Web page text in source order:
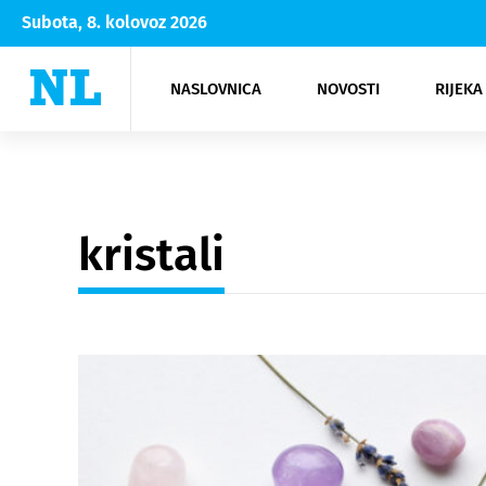
Subota, 8. kolovoz 2026
NASLOVNICA NOVOSTI
Rijeka Opatija
NK
Moda
Kultura
kristali